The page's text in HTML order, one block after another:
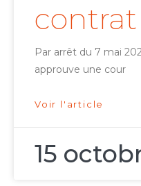
Par arrêt du 7 mai
approuve une cour
Voir l'article
15